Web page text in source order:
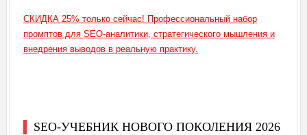
СКИДКА 25% только сейчас! Профессиональный набор
промптов для SEO-аналитики, стратегического мышления и
внедрения выводов в реальную практику.
SEO-УЧЕБНИК НОВОГО ПОКОЛЕНИЯ 2026